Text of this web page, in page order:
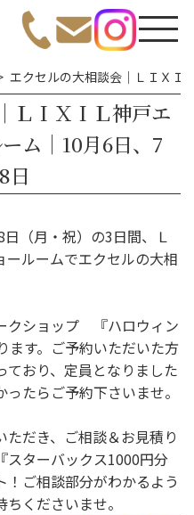
エクセルの大相談会｜ＬＩＸＩ
ＬＩＸＩＬ神戸エ
ム｜10月6日、7
日
（月・祝）の3日間、Ｌ
ールームでエクセルの大相
クショップ 『ハロウィン
ます。ご予約いただいた方
ており、定員となりました
たらご予約下さいませ。
だき、ご相談＆お見積り
スターバックス1000円分
ご相談部分がわかるよう
くださいませ。